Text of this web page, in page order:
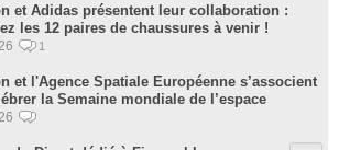
et Adidas présentent leur collaboration :
les 12 paires de chaussures à venir !
1
et l'Agence Spatiale Européenne s’associent
la Semaine mondiale de l’espace